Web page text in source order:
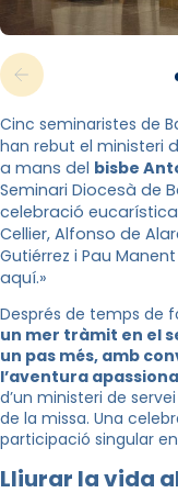
Cinc seminaristes de
han rebut el ministeri
a mans del bisbe
Seminari Diocesà de
celebració
Cellier, Alfonso de
Gutiérrez i Pau
aquí.»
Després de temps de
un mer tràmit en el
un pas més, amb
l’aventura
d’un ministeri de
de la missa. Una
participació singular en
Lliurar la vida